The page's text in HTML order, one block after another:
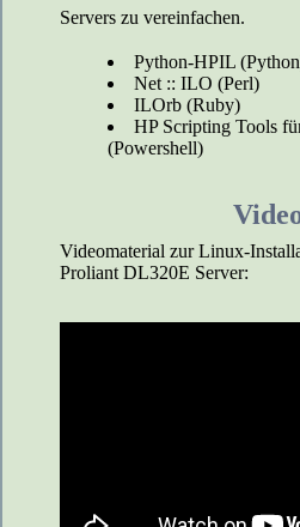
Servers zu vereinfachen.
Python-HPIL
Net :: ILO (Perl)
ILOrb (Ruby)
HP Scripting Tools
(Powershell)
Videomaterial zur Linux-
Proliant DL320E Server: